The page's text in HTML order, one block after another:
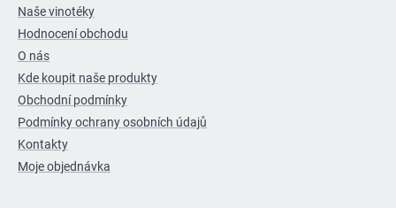
Naše vinotéky
Hodnocení obchodu
O nás
Kde koupit naše produkty
Obchodní podmínky
Podmínky ochrany osobních údajů
Kontakty
Moje objednávka